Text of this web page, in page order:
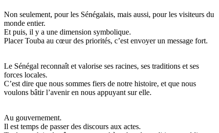
Non seulement, pour les Sénégalais, mais aussi, pour les visiteurs du
monde entier.
Et puis, il y a une dimension symbolique.
Placer Touba au cœur des priorités, c’est envoyer un message fort.
Le Sénégal reconnaît et valorise ses racines, ses traditions et ses
forces locales.
C’est dire que nous sommes fiers de notre histoire, et que nous
voulons bâtir l’avenir en nous appuyant sur elle.
Au gouvernement.
Il est temps de passer des discours aux actes.